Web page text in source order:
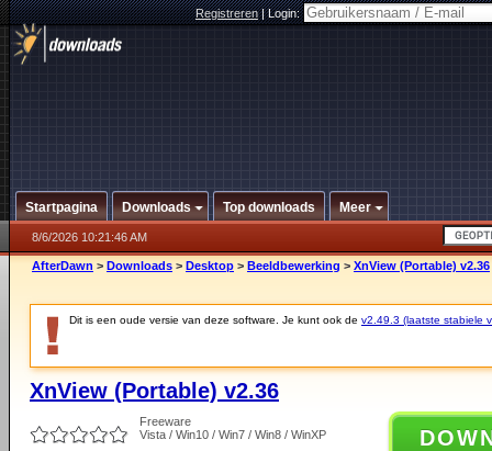
Registreren|Login:
Startpagina Downloads Top downloads Meer
8/6/2026 10:21:46 AM
AfterDawn > Downloads > Desktop > Beeldbewerking > XnView (Portable) v2.36
Dit is een oude versie van deze software. Je kunt ook de v2.49.3 (laatste stabiele
XnView (Portable) v2.36
Freeware
Vista / Win10 / Win7 / Win8 / WinXP